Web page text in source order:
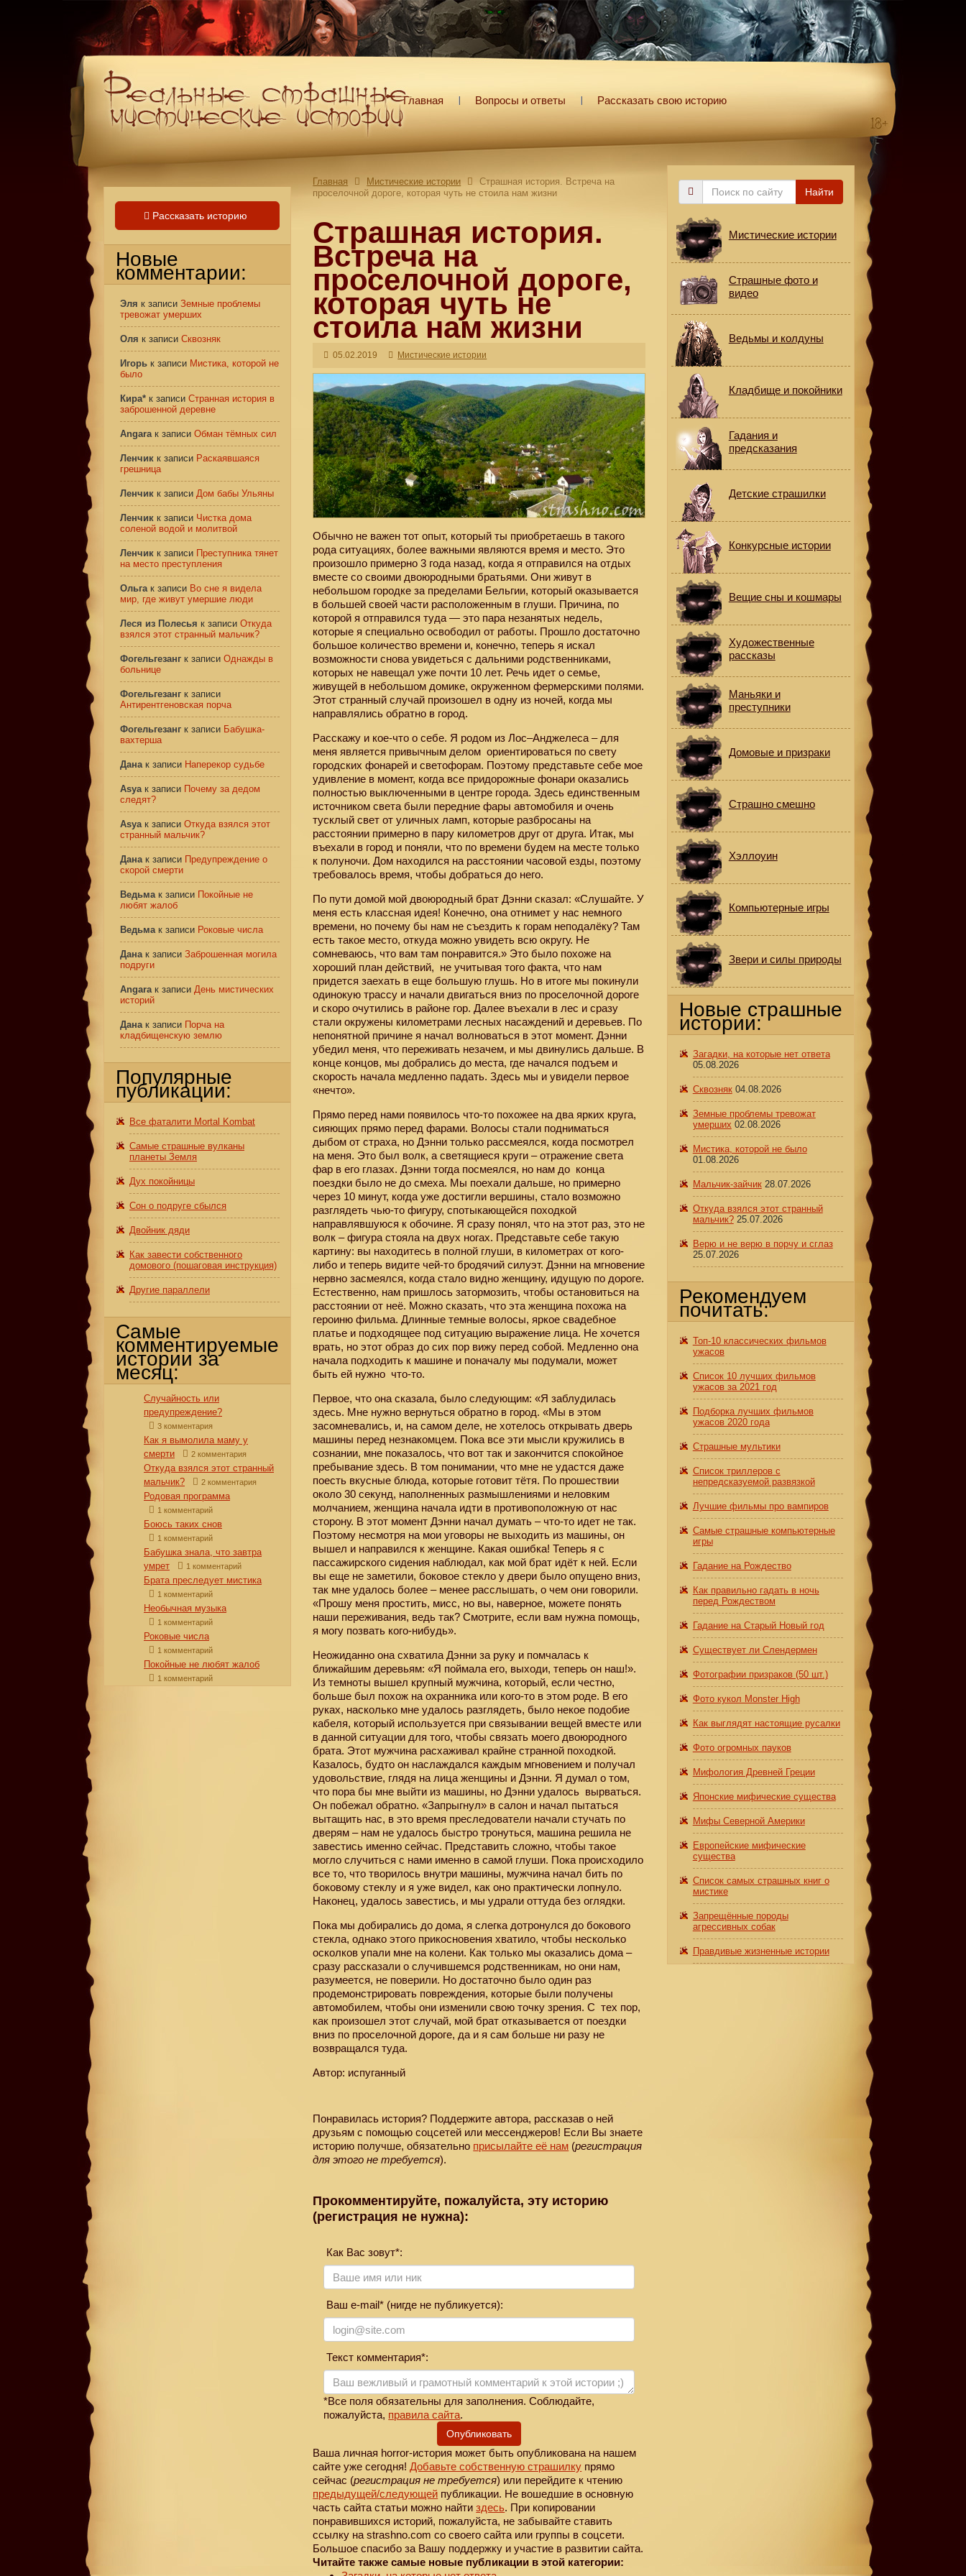
Главная Вопросы и ответы Рассказать свою историю
Главная Мистические истории
Страшная история. Встреча на
проселочной дороге, которая чуть не стоила нам жизни
Страшная история.
Встреча на
проселочной дороге,
которая чуть не
стоила нам жизни
05.02.2019 Мистические истории
Обычно не важен тот опыт, который ты приобретаешь в такого
рода ситуациях, более важными являются время и место. Это
произошло примерно 3 года назад, когда я отправился на отдых
вместе со своими двоюродными братьями. Они живут в
небольшом городке за пределами Бельгии, который оказывается
в большей своей части расположенным в глуши. Причина, по
которой я отправился туда — это пара незанятых недель,
которые я специально освободил от работы. Прошло достаточно
большое количество времени и, конечно, теперь я искал
возможности снова увидеться с дальними родственниками,
которых не навещал уже почти 10 лет. Речь идет о семье,
живущей в небольшом домике, окруженном фермерскими полями.
Этот странный случай произошел в одну из ночей, когда мы
направлялись обратно в город.
Расскажу и кое-что о себе. Я родом из Лос–Анджелеса – для
меня является привычным делом ориентироваться по свету
городских фонарей и светофорам. Поэтому представьте себе мое
удивление в момент, когда все придорожные фонари оказались
полностью выключенными в центре города. Здесь единственным
источником света были передние фары автомобиля и очень
тусклый свет от уличных ламп, которые разбросаны на
расстоянии примерно в пару километров друг от друга. Итак, мы
въехали в город и поняли, что по времени будем на месте только
к полуночи. Дом находился на расстоянии часовой езды, поэтому
требовалось время, чтобы добраться до него.
По пути домой мой двоюродный брат Дэнни сказал: «Слушайте. У
меня есть классная идея! Конечно, она отнимет у нас немного
времени, но почему бы нам не съездить к горам неподалёку? Там
есть такое место, откуда можно увидеть всю округу. Не
сомневаюсь, что вам там понравится.» Это было похоже на
хороший план действий, не учитывая того факта, что нам
придется заехать в еще большую глушь. Но в итоге мы покинули
одинокую трассу и начали двигаться вниз по проселочной дороге
и скоро очутились в районе гор. Далее въехали в лес и сразу
стали окружены километрами лесных насаждений и деревьев. По
непонятной причине я начал волноваться в этот момент. Дэнни
убедил меня, что переживать незачем, и мы двинулись дальше. В
конце концов, мы добрались до места, где начался подъем и
скорость начала медленно падать. Здесь мы и увидели первое
«нечто».
Прямо перед нами появилось что-то похожее на два ярких круга,
сияющих прямо перед фарами. Волосы стали подниматься
дыбом от страха, но Дэнни только рассмеялся, когда посмотрел
на меня. Это был волк, а светящиеся круги – отражение света
фар в его глазах. Дэнни тогда посмеялся, но нам до конца
поездки было не до смеха. Мы поехали дальше, но примерно
через 10 минут, когда уже достигли вершины, стало возможно
разглядеть чью-то фигуру, спотыкающейся походкой
направлявшуюся к обочине. Я сразу понял, что на этот раз, это не
волк – фигура стояла на двух ногах. Представьте себе такую
картину: вы находитесь в полной глуши, в километрах от кого-
либо и теперь видите чей-то бродячий силуэт. Дэнни на мгновение
нервно засмеялся, когда стало видно женщину, идущую по дороге.
Естественно, нам пришлось затормозить, чтобы остановиться на
расстоянии от неё. Можно сказать, что эта женщина похожа на
героиню фильма. Длинные темные волосы, яркое свадебное
платье и подходящее под ситуацию выражение лица. Не хочется
врать, но этот образ до сих пор вижу перед собой. Медленно она
начала подходить к машине и поначалу мы подумали, может
быть ей нужно что-то.
Первое, что она сказала, было следующим: «Я заблудилась
здесь. Мне нужно вернуться обратно в город. «Мы в этом
засомневались, и, на самом деле, не хотелось открывать дверь
машины перед незнакомцем. Пока все эти мысли кружились в
сознании, мне показалось, что вот так и закончится спокойное
пребывание здесь. В том понимании, что мне не удастся даже
поесть вкусные блюда, которые готовит тётя. По прошествии
около 30 секунд, наполненных размышлениями и неловким
молчанием, женщина начала идти в противоположную от нас
сторону. В этот момент Дэнни начал думать – что-то идет не так.
Поэтому несмотря на мои уговоры не выходить из машины, он
вышел и направился к женщине. Какая ошибка! Теперь я с
пассажирского сидения наблюдал, как мой брат идёт к ней. Если
вы еще не заметили, боковое стекло у двери было опущено вниз,
так мне удалось более – менее расслышать, о чем они говорили.
«Прошу меня простить, мисс, но вы, наверное, можете понять
наши переживания, ведь так? Смотрите, если вам нужна помощь,
я могу позвать кого-нибудь».
Неожиданно она схватила Дэнни за руку и помчалась к
ближайшим деревьям: «Я поймала его, выходи, теперь он наш!».
Из темноты вышел крупный мужчина, который, если честно,
больше был похож на охранника или кого-то в этом роде. В его
руках, насколько мне удалось разглядеть, было некое подобие
кабеля, который используется при связывании вещей вместе или
в данной ситуации для того, чтобы связать моего двоюродного
брата. Этот мужчина расхаживал крайне странной походкой.
Казалось, будто он наслаждался каждым мгновением и получал
удовольствие, глядя на лица женщины и Дэнни. Я думал о том,
что пора бы мне выйти из машины, но Дэнни удалось вырваться.
Он побежал обратно. «Запрыгнул» в салон и начал пытаться
вытащить нас, в это время преследователи начали стучать по
дверям – нам не удалось быстро тронуться, машина решила не
завестись именно сейчас. Представить сложно, чтобы такое
могло случиться с нами именно в самой глуши. Пока происходило
все то, что творилось внутри машины, мужчина начал бить по
боковому стеклу и я уже видел, как оно практически лопнуло.
Наконец, удалось завестись, и мы удрали оттуда без оглядки.
Пока мы добирались до дома, я слегка дотронулся до бокового
стекла, однако этого прикосновения хватило, чтобы несколько
осколков упали мне на колени. Как только мы оказались дома –
сразу рассказали о случившемся родственникам, но они нам,
разумеется, не поверили. Но достаточно было один раз
продемонстрировать повреждения, которые были получены
автомобилем, чтобы они изменили свою точку зрения. С тех пор,
как произошел этот случай, мой брат отказывается от поездки
вниз по проселочной дороге, да и я сам больше ни разу не
возвращался туда.
Автор: испуганный
Понравилась история? Поддержите автора, рассказав о ней
друзьям с помощью соцсетей или мессенджеров! Если Вы знаете
историю получше, обязательно присылайте её нам (регистрация
для этого не требуется).
Прокомментируйте, пожалуйста, эту историю
(регистрация не нужна):
Как Вас зовут*:
Ваш e-mail* (нигде не публикуется):
Текст комментария*:
*Все поля обязательны для заполнения. Соблюдайте,
пожалуйста, правила сайта.
Опубликовать
Ваша личная horror-история может быть опубликована на нашем
сайте уже сегодня!Добавьте собственную страшилку прямо
сейчас (регистрация не требуется) или перейдите к чтению
предыдущей/следующей публикации. Не вошедшие в основную
часть сайта статьи можно найтиздесь. При копировании
понравившихся историй, пожалуйста, не забывайте ставить
ссылку на strashno.com со своего сайта или группы в соцсети.
Большое спасибо за Вашу поддержку и участие в развитии сайта.
Читайте также самые новые публикации в этой категории:
Рассказать историю
Новые
комментарии:
Эля к записи Земные проблемы
тревожат умерших
Оля к записи Сквозняк
Игорь к записи Мистика, которой не
было
Кира* к записи Странная история в
заброшенной деревне
Angaraк записи Обман тёмных сил
Ленчик к записи Раскаявшаяся
грешница
Ленчик к записи Дом бабы Ульяны
Ленчик к записи Чистка дома
соленой водой и молитвой
Ленчик к записи Преступника тянет
на место преступления
Ольгак записи Во сне я видела
мир, где живут умершие люди
Леся из Полесья к записи Откуда
взялся этот странный мальчик?
Фогельгезанг к записи Однажды в
больнице
Фогельгезанг к записи
Антирентгеновская порча
Фогельгезанг к записи Бабушка-
вахтерша
Данак записи Наперекор судьбе
Asyaк записи Почему за дедом
следят?
Asyaк записи Откуда взялся этот
странный мальчик?
Данак записи Предупреждение о
скорой смерти
Ведьмак записи Покойные не
любят жалоб
Ведьмак записи Роковые числа
Данак записи Заброшенная могила
подруги
Angaraк записи День мистических
историй
Данак записи Порча на
кладбищенскую землю
Популярные
публикации:
Все фаталити Mortal Kombat
Самые страшные вулканы
планеты Земля
Дух покойницы
Сон о подруге сбылся
Двойник дяди
Как завести собственного
домового (пошаговая инструкция)
Другие параллели
Самые
комментируемые
истории за
месяц:
Случайность или
предупреждение?
3 комментария
Как я вымолила маму у
смерти
2 комментария
Откуда взялся этот странный
мальчик?
2 комментария
Родовая программа
1 комментарий
Боюсь таких снов
1 комментарий
Бабушка знала, что завтра
умрет
1 комментарий
Брата преследует мистика
1 комментарий
Необычная музыка
1 комментарий
Роковые числа
1 комментарий
Покойные не любят жалоб
1 комментарий
Поиск
Найти
Мистические истории
Страшные фото и
видео
Ведьмы и колдуны
Кладбище и покойники
Гадания и
предсказания
Детские страшилки
Конкурсные истории
Вещие сны и кошмары
Художественные
рассказы
Маньяки и
преступники
Домовые и призраки
Страшно смешно
Хэллоуин
Компьютерные игры
Звери и силы природы
Новые страшные
истории:
Загадки, на которые нет ответа
05.08.2026
Сквозняк 04.08.2026
Земные проблемы тревожат
умерших 02.08.2026
Мистика, которой не было
01.08.2026
Мальчик-зайчик 28.07.2026
Откуда взялся этот странный
мальчик? 25.07.2026
Верю и не верю в порчу и сглаз
25.07.2026
Рекомендуем
почитать:
Топ-10 классических фильмов
ужасов
Список 10 лучших фильмов
ужасов за 2021 год
Подборка лучших фильмов
ужасов 2020 года
Страшные мультики
Список триллеров с
непредсказуемой развязкой
Лучшие фильмы про вампиров
Самые страшные компьютерные
игры
Гадание на Рождество
Как правильно гадать в ночь
перед Рождеством
Гадание на Старый Новый год
Существует ли Слендермен
Фотографии призраков (50 шт.)
Фото кукол Monster High
Как выглядят настоящие русалки
Фото огромных пауков
Мифология Древней Греции
Японские мифические существа
Мифы Северной Америки
Европейские мифические
существа
Список самых страшных книг о
мистике
Запрещённые породы
агрессивных собак
Правдивые жизненные истории